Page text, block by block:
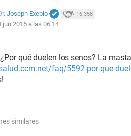
Joseph Exebio 16.358
jun 2015 a las 06:14
qué duelen los senos? La
faq/5592-por-que-
similares